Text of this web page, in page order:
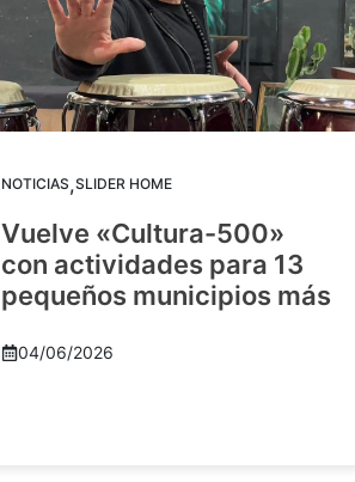
NOTICIAS,SLIDER HOME
Vuelve «Cultura-500»
con actividades para 13
pequeños municipios más
04/06/2026